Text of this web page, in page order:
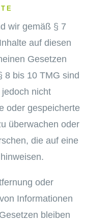
wir gemäß § 7
auf diesen
Gesetzen
8 bis 10 TMG sind
nicht
oder gespeicherte
überwachen oder
die auf eine
oder
Informationen
bleiben